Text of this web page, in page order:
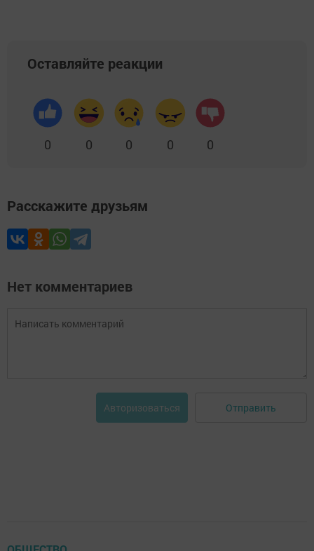
Оставляйте реакции
0 0 0 0 0
Расскажите друзьям
Нет комментариев
Авторизоваться Отправить